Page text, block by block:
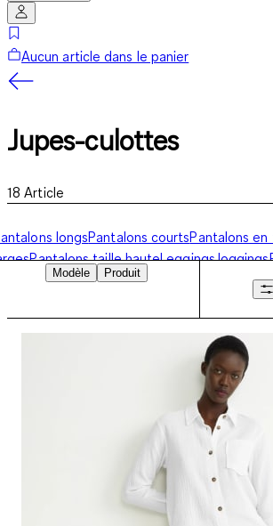
Aucun article dans le panier
Jupes-culottes
18 Article
longsPantalons courtsPantalons en
Pantalons taille hauteLeggingsJoggings
Jupes-culottesPantacourts Bermudas
Modèle
Produit